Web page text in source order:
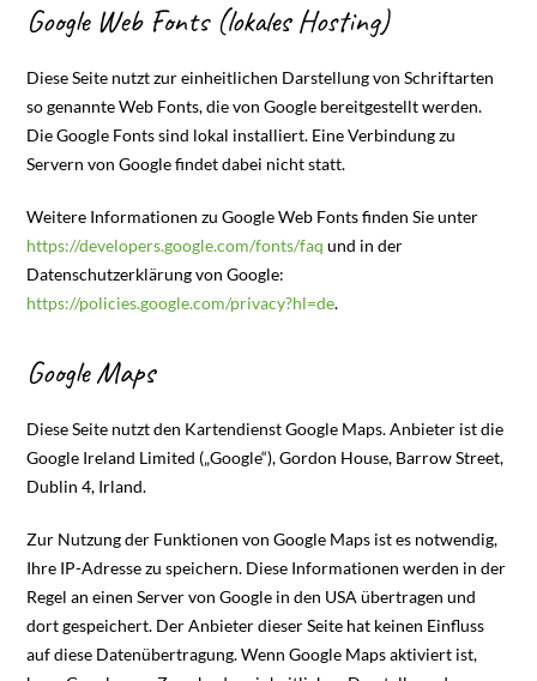
Google Web Fonts (lokales Hosting)
Diese Seite nutzt zur einheitlichen Darstellung von Schriftarten
so genannte Web Fonts, die von Google bereitgestellt werden.
Die Google Fonts sind lokal installiert. Eine Verbindung zu
Servern von Google findet dabei nicht statt.
Weitere Informationen zu Google Web Fonts finden Sie unter
https://developers.google.com/fonts/faq und in der
Datenschutzerklärung von Google:
https://policies.google.com/privacy?hl=de.
Google Maps
Diese Seite nutzt den Kartendienst Google Maps. Anbieter ist die
Google Ireland Limited („Google“), Gordon House, Barrow Street,
Dublin 4, Irland.
Zur Nutzung der Funktionen von Google Maps ist es notwendig,
Ihre IP-Adresse zu speichern. Diese Informationen werden in der
Regel an einen Server von Google in den USA übertragen und
dort gespeichert. Der Anbieter dieser Seite hat keinen Einfluss
auf diese Datenübertragung. Wenn Google Maps aktiviert ist,